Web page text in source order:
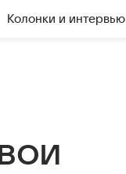
Колонки и интервью